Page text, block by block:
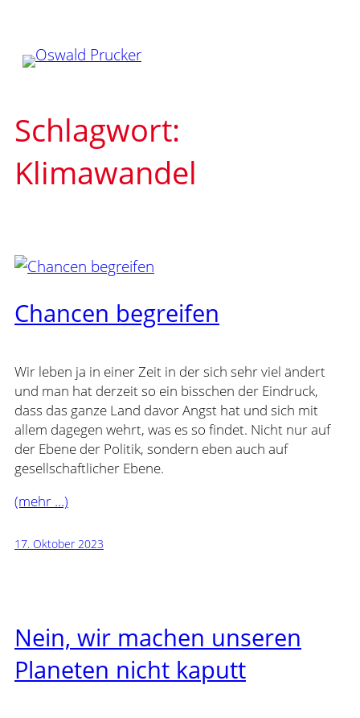
springen
Schlagwort:
Klimawandel
Chancen begreifen
Wir leben ja in einer Zeit in der sich sehr viel ändert
und man hat derzeit so ein bisschen der Eindruck,
dass das ganze Land davor Angst hat und sich mit
allem dagegen wehrt, was es so findet. Nicht nur auf
der Ebene der Politik, sondern eben auch auf
gesellschaftlicher Ebene.
(mehr …)
17. Oktober 2023
Nein, wir machen unseren
Planeten nicht kaputt